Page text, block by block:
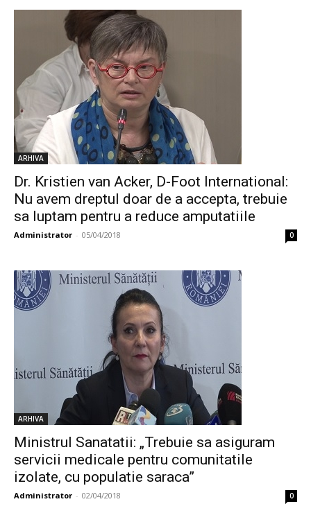
ARHIVA
Dr. Kristien van Acker, D-Foot International:
Nu avem dreptul doar de a accepta, trebuie
sa luptam pentru a reduce amputatiile
Administrator - 05/04/2018 0
ARHIVA
Ministrul Sanatatii: „Trebuie sa asiguram
servicii medicale pentru comunitatile
izolate, cu populatie saraca”
Administrator - 02/04/2018 0